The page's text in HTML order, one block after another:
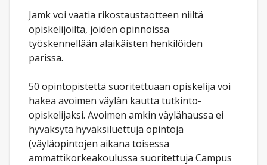
Jamk voi vaatia rikostaustaotteen niiltä
opiskelijoilta, joiden opinnoissa
työskennellään alaikäisten henkilöiden
parissa.
50 opintopistettä suoritettuaan opiskelija voi
hakea avoimen väylän kautta tutkinto-
opiskelijaksi. Avoimen amkin väylähaussa ei
hyväksytä hyväksiluettuja opintoja
(väyläopintojen aikana toisessa
ammattikorkeakoulussa suoritettuja Campus